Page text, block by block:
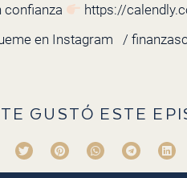
confianza
https://
en Instagram
/
GUSTÓ ESTE